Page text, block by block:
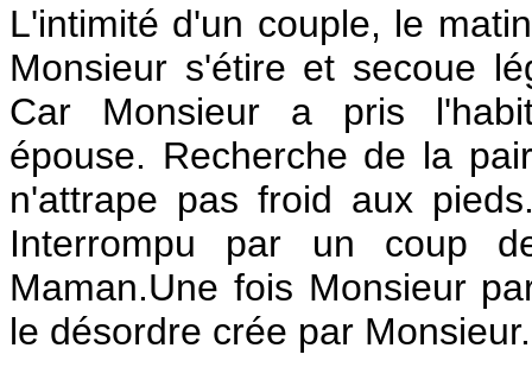
L'intimité d'un couple, le
Monsieur s'étire et secoue
Car Monsieur a pris
épouse. Recherche de la
n'attrape pas froid aux
Interrompu par un coup
Maman.Une fois Monsieur
le désordre crée par Monsieur.